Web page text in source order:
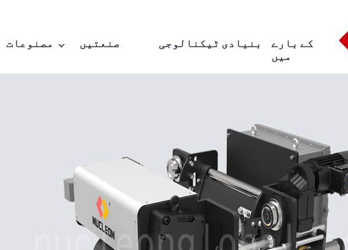
مصنوعات صنعتیں بنیادی ٹیکنالوجی
کے بارے
میں